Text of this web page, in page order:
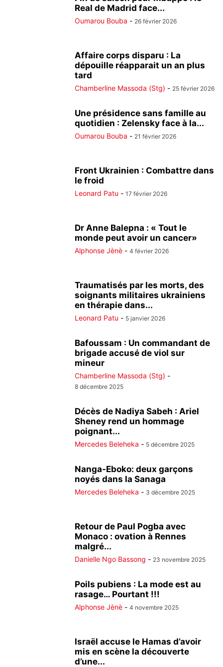
Real de Madrid face...
Oumarou Bouba - 26 février 2026
Affaire corps disparu : La
dépouille réapparait un an plus
tard
Chamberline Massoda (Stg) - 25 février 2026
Une présidence sans famille au
quotidien : Zelensky face à la...
Oumarou Bouba - 21 février 2026
Front Ukrainien : Combattre dans
le froid
Leonard Patu - 17 février 2026
Dr Anne Balepna : « Tout le
monde peut avoir un cancer»
Alphonse Jènè - 4 février 2026
Traumatisés par les morts, des
soignants militaires ukrainiens
en thérapie dans...
Leonard Patu - 5 janvier 2026
Bafoussam : Un commandant de
brigade accusé de viol sur
mineur
Chamberline Massoda (Stg) -
8 décembre 2025
Décès de Nadiya Sabeh : Ariel
Sheney rend un hommage
poignant...
Mercedes Beleheka - 5 décembre 2025
Nanga-Eboko: deux garçons
noyés dans la Sanaga
Mercedes Beleheka - 3 décembre 2025
Retour de Paul Pogba avec
Monaco : ovation à Rennes
malgré...
Danielle Ngo Bassong - 23 novembre 2025
Poils pubiens : La mode est au
rasage… Pourtant !!!
Alphonse Jènè - 4 novembre 2025
Israël accuse le Hamas d’avoir
mis en scène la découverte
d’une...